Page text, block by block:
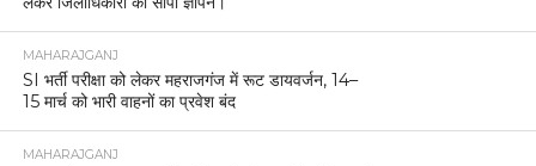
MAHARAJGANJ
SI भर्ती परीक्षा को लेकर महराजगंज में रूट डायवर्जन, 14–
15 मार्च को भारी वाहनों का प्रवेश बंद
MAHARAJGANJ